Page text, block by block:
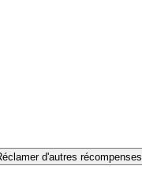
d'autres récompenses